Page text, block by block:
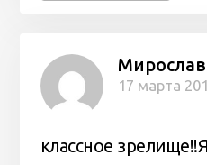
17 марта
классное